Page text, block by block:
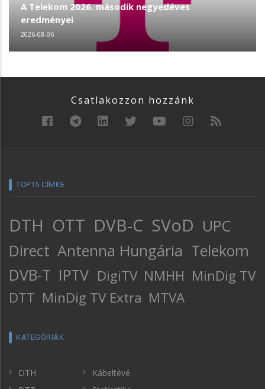
A Telekom 2026. második negyedéves
eredményei
2026-08-06
Csatlakozzon hozzánk
TOP15 CÍMKE
DTH OTT DVB-C SVoD UPC
Direct Antenna Hungária Telekom
DVB-T IPTV DigiTV NMHH MinDig TV
DTT MinDig TV Extra MTVA
KATEGÓRIÁK
DTH
Kábeltévé